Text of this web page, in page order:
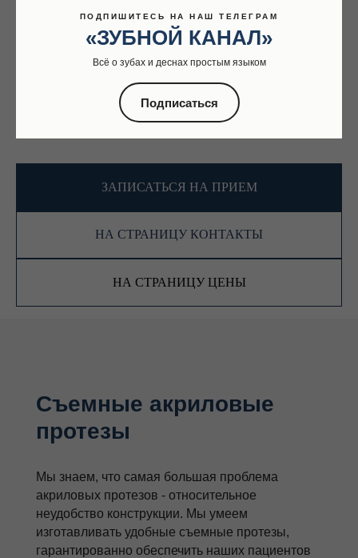
ЗАПИСАТЬСЯ НА ПРИЕМ
НА СТРАНИЦУ КОНТАКТЫ
НА СТРАНИЦУ ЦЕНЫ
Съемные акриловые
протезы
Мы знаем, что самая большая проблема
акриловых протезов - относительное
неудобство конструкции. Мы умеем
изготавливать удобные съемные протезы,
гарантированно обеспечить наших пациентов
ПОДПИШИТЕСЬ НА НАШ ТЕЛЕГРАМ
«ЗУБНОЙ КАНАЛ»
Всё о зубах и деснах простым языком
Подписаться